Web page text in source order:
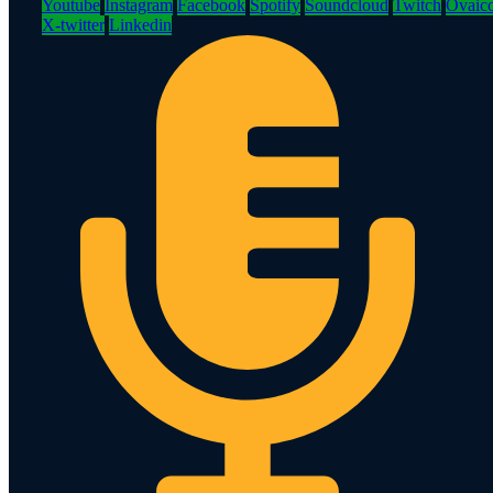
Youtube Instagram Facebook Spotify Soundcloud Twitch
X-twitter Linkedin